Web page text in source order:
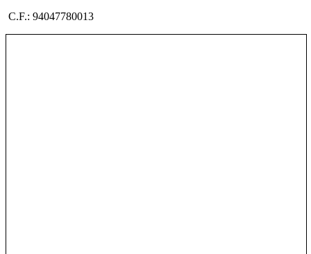
C.F.: 94047780013